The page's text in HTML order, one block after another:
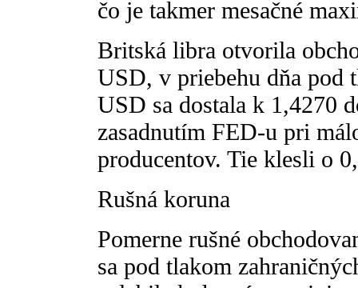
čo je takmer mesačné
Britská libra otvorila
USD, v priebehu dňa pod
USD sa dostala k 1,4270
zasadnutím FED-u pri
producentov. Tie klesli o
Rušná koruna
Pomerne rušné
sa pod tlakom